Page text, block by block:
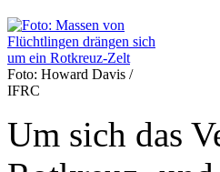
Foto: Howard Davis /
IFRC
Um sich das